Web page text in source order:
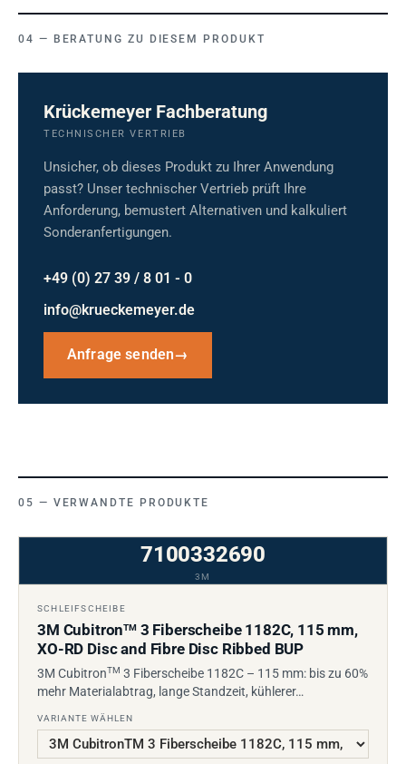
BERATUNG ZU DIESEM PRODUKT
Krückemeyer Fachberatung
TECHNISCHER VERTRIEB
Unsicher, ob dieses Produkt zu Ihrer Anwendung
passt? Unser technischer Vertrieb prüft Ihre
Anforderung, bemustert Alternativen und kalkuliert
Sonderanfertigungen.
+49 (0) 27 39 / 8 01 - 0
info@krueckemeyer.de
Anfrage senden→
VERWANDTE PRODUKTE
7100332690
3M
SCHLEIFSCHEIBE
3M CubitronTM3 Fiberscheibe 1182C, 115 mm,
XO-RD Disc and Fibre Disc Ribbed BUP
3M CubitronTM 3 Fiberscheibe 1182C – 115 mm: bis zu 60%
mehr Materialabtrag, lange Standzeit, kühlerer…
VARIANTE WÄHLEN